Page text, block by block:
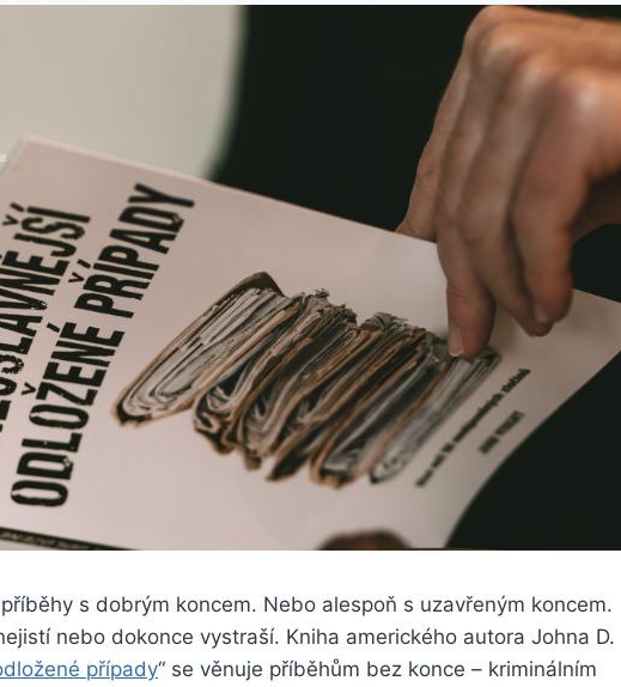
příběhy s dobrým koncem. Nebo alespoň s uzavřeným koncem.
nebo dokonce vystraší. Kniha amerického autora Johna D.
případy“ se věnuje příběhům bez konce – kriminálním